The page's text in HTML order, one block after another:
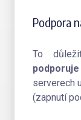
Podpora
To
podporuje
serverech
(zapnutí